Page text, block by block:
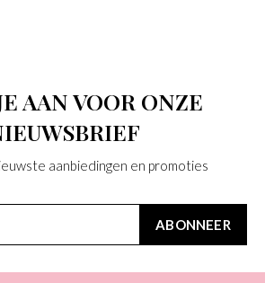
AAN VOOR ONZE
aanbiedingen en promoties
ABONNEER